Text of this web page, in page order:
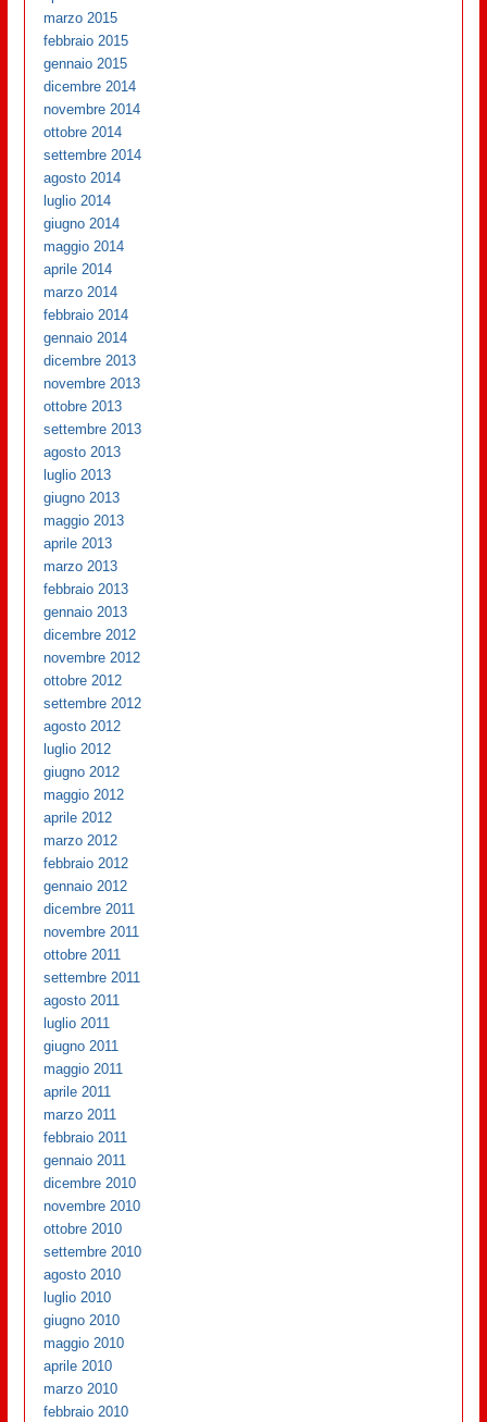
marzo 2015
febbraio 2015
gennaio 2015
dicembre 2014
novembre 2014
ottobre 2014
settembre 2014
agosto 2014
luglio 2014
giugno 2014
maggio 2014
aprile 2014
marzo 2014
febbraio 2014
gennaio 2014
dicembre 2013
novembre 2013
ottobre 2013
settembre 2013
agosto 2013
luglio 2013
giugno 2013
maggio 2013
aprile 2013
marzo 2013
febbraio 2013
gennaio 2013
dicembre 2012
novembre 2012
ottobre 2012
settembre 2012
agosto 2012
luglio 2012
giugno 2012
maggio 2012
aprile 2012
marzo 2012
febbraio 2012
gennaio 2012
dicembre 2011
novembre 2011
ottobre 2011
settembre 2011
agosto 2011
luglio 2011
giugno 2011
maggio 2011
aprile 2011
marzo 2011
febbraio 2011
gennaio 2011
dicembre 2010
novembre 2010
ottobre 2010
settembre 2010
agosto 2010
luglio 2010
giugno 2010
maggio 2010
aprile 2010
marzo 2010
febbraio 2010